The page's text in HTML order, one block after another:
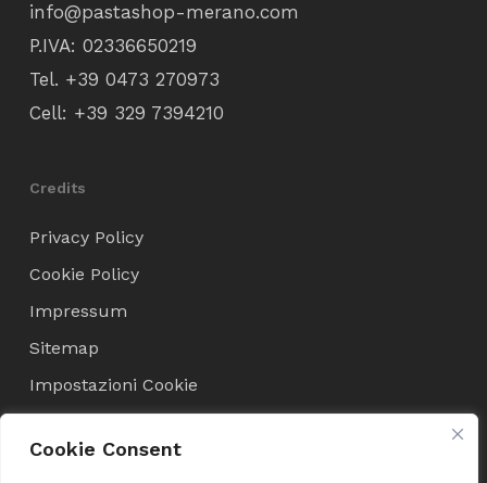
Cookie Consent
info@pastashop-merano.com
P.IVA: 02336650219
Tel. +39 0473 270973
Cell: +39 329 7394210
Credits
Privacy Policy
Cookie Policy
Impressum
Sitemap
Impostazioni Cookie
Condizioni di Vendita